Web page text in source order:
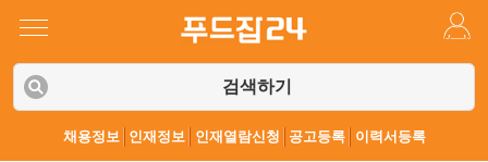
검색하기
채용정보 인재정보 인재열람신청 공고등록 이력서등록